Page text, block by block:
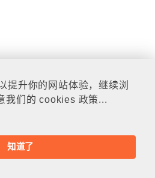
提升你的网站体验，继续浏
我们的 cookies 政策...
知道了